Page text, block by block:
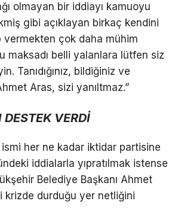
olmayan bir iddiayı kamuoyu
gibi açıklayan birkaç kendini
vermekten çok daha mühim
maksadı belli yalanlara lütfen siz
Tanıdığınız, bildiğiniz ve
Aras, sizi yanıltmaz.”
DESTEK VERDİ
ismi her ne kadar iktidar partisine
iddialarla yıpratılmak istense
Belediye Başkanı Ahmet
krizde durduğu yer netliğini